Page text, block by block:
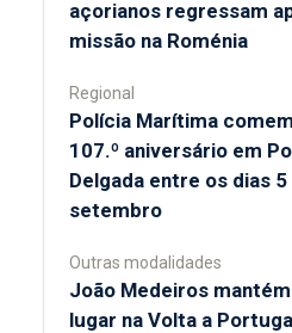
açorianos regressam
missão na Roménia
Regional
Polícia Marítima
107.º aniversário em
Delgada entre os dias 5
setembro
Outras modalidades
João Medeiros mantém
lugar na Volta a